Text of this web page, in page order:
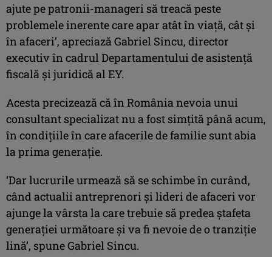
ajute pe patronii-manageri să treacă peste
problemele inerente care apar atât în viaţă, cât şi
în afaceri’, apreciază Gabriel Sincu, director
executiv în cadrul Departamentului de asistenţă
fiscală şi juridică al EY.
Acesta precizează că în România nevoia unui
consultant specializat nu a fost simţită până acum,
în condiţiile în care afacerile de familie sunt abia
la prima generaţie.
‘Dar lucrurile urmează să se schimbe în curând,
când actualii antreprenori şi lideri de afaceri vor
ajunge la vârsta la care trebuie să predea ştafeta
generaţiei următoare şi va fi nevoie de o tranziţie
lină’, spune Gabriel Sincu.